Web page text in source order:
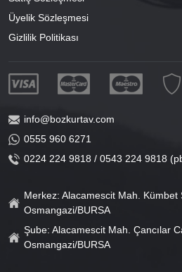
Üyelik Sözleşmesi
Gizlilik Politikası
info@bozkurtav.com
0555 960 6271
0224 224 9818 / 0543 224 9818
Merkez: Alacamescit Mah. Kümbet
Osmangazi/BURSA
Şube: Alacamescit Mah. Çancılar
Osmangazi/BURSA